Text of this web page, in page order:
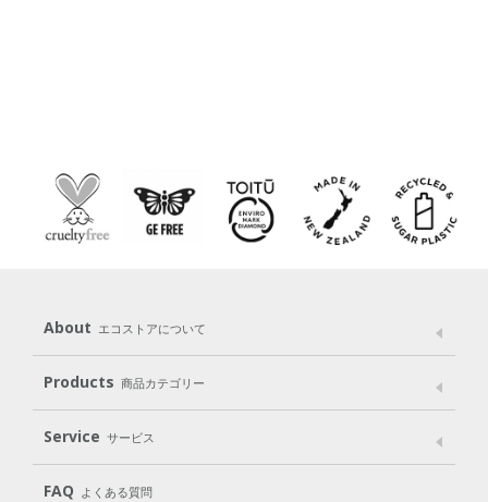
About エコストアについて
メッセージ ブランドストーリー
パッケージへのこだわり
動物実験をしない
Products 商品カテゴリー
Laundry
Cleaning Baby Kids
Service サービス
User Guide
FAQ よくある質問